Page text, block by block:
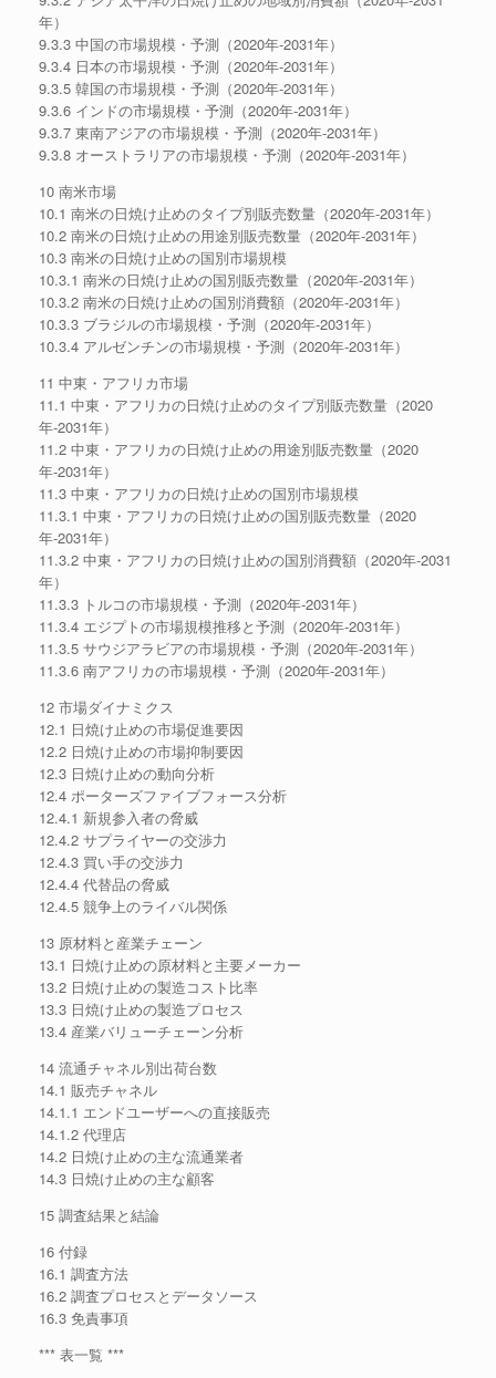
年）
9.3.3 中国の市場規模・予測（2020年-2031年）
9.3.4 日本の市場規模・予測（2020年-2031年）
9.3.5 韓国の市場規模・予測（2020年-2031年）
9.3.6 インドの市場規模・予測（2020年-2031年）
9.3.7 東南アジアの市場規模・予測（2020年-2031年）
9.3.8 オーストラリアの市場規模・予測（2020年-2031年）
10 南米市場
10.1 南米の日焼け止めのタイプ別販売数量（2020年-2031年）
10.2 南米の日焼け止めの用途別販売数量（2020年-2031年）
10.3 南米の日焼け止めの国別市場規模
10.3.1 南米の日焼け止めの国別販売数量（2020年-2031年）
10.3.2 南米の日焼け止めの国別消費額（2020年-2031年）
10.3.3 ブラジルの市場規模・予測（2020年-2031年）
10.3.4 アルゼンチンの市場規模・予測（2020年-2031年）
11 中東・アフリカ市場
11.1 中東・アフリカの日焼け止めのタイプ別販売数量（2020
年-2031年）
11.2 中東・アフリカの日焼け止めの用途別販売数量（2020
年-2031年）
11.3 中東・アフリカの日焼け止めの国別市場規模
11.3.1 中東・アフリカの日焼け止めの国別販売数量（2020
年-2031年）
11.3.2 中東・アフリカの日焼け止めの国別消費額（2020年-2031
年）
11.3.3 トルコの市場規模・予測（2020年-2031年）
11.3.4 エジプトの市場規模推移と予測（2020年-2031年）
11.3.5 サウジアラビアの市場規模・予測（2020年-2031年）
11.3.6 南アフリカの市場規模・予測（2020年-2031年）
12 市場ダイナミクス
12.1 日焼け止めの市場促進要因
12.2 日焼け止めの市場抑制要因
12.3 日焼け止めの動向分析
12.4 ポーターズファイブフォース分析
12.4.1 新規参入者の脅威
12.4.2 サプライヤーの交渉力
12.4.3 買い手の交渉力
12.4.4 代替品の脅威
12.4.5 競争上のライバル関係
13 原材料と産業チェーン
13.1 日焼け止めの原材料と主要メーカー
13.2 日焼け止めの製造コスト比率
13.3 日焼け止めの製造プロセス
13.4 産業バリューチェーン分析
14 流通チャネル別出荷台数
14.1 販売チャネル
14.1.1 エンドユーザーへの直接販売
14.1.2 代理店
14.2 日焼け止めの主な流通業者
14.3 日焼け止めの主な顧客
15 調査結果と結論
16 付録
16.1 調査方法
16.2 調査プロセスとデータソース
16.3 免責事項
*** 表一覧 ***